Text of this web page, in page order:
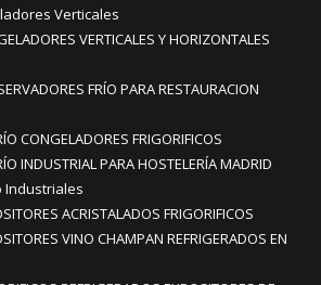
Verticales
VERTICALES Y HORIZONTALES
FRÍO PARA RESTAURACION
CONGELADORES FRIGORIFICOS
INDUSTRIAL PARA HOSTELERÍA MADRID
Industriales
ACRISTALADOS FRIGORIFICOS
VINO CHAMPAN REFRIGERADOS EN